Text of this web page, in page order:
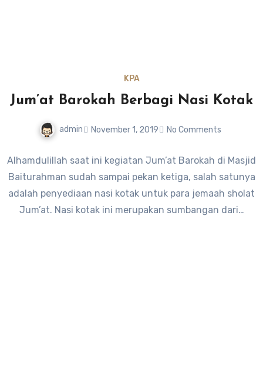
KPA
Jum’at Barokah Berbagi Nasi Kotak
admin November 1, 2019 No Comments
Alhamdulillah saat ini kegiatan Jum’at Barokah di Masjid
Baiturahman sudah sampai pekan ketiga, salah satunya
adalah penyediaan nasi kotak untuk para jemaah sholat
Jum’at. Nasi kotak ini merupakan sumbangan dari…